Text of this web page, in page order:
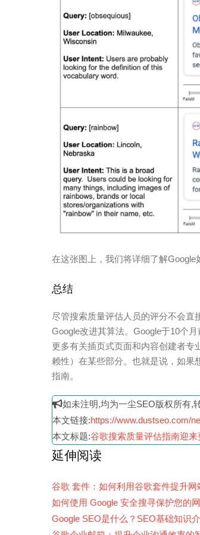
在这张图上，我们将详细了解Google
总结
尽管搜索质量评估人员的评分不会直
Google改进其算法。Google于10个
更多有关插页式页面和内容创建者专
赖性）在某些部分。也就是说，如果
指南。
如未注明,均为一尘SEO版权所有,
本文链接:https://www.dustseo.com/
本文标题:谷歌搜索质量评估指南迎来
延伸阅读
谷歌 套件：如何利用谷歌套件提升网
如何使用 Google 安全搜寻保护您的
Google SEO是什么？SEO基础知识